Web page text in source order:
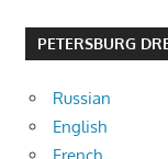
PETERSBURG
Russian
English